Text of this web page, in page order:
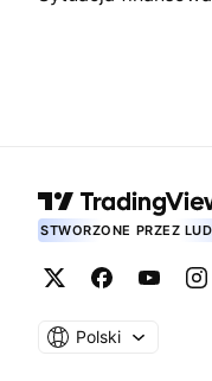
STWORZONE PRZEZ
Polski